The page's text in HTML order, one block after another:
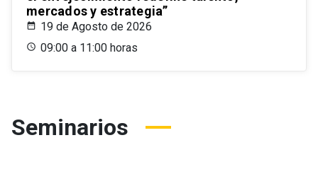
mercados y estrategia”
19 de Agosto de 2026
09:00 a 11:00 horas
Seminarios